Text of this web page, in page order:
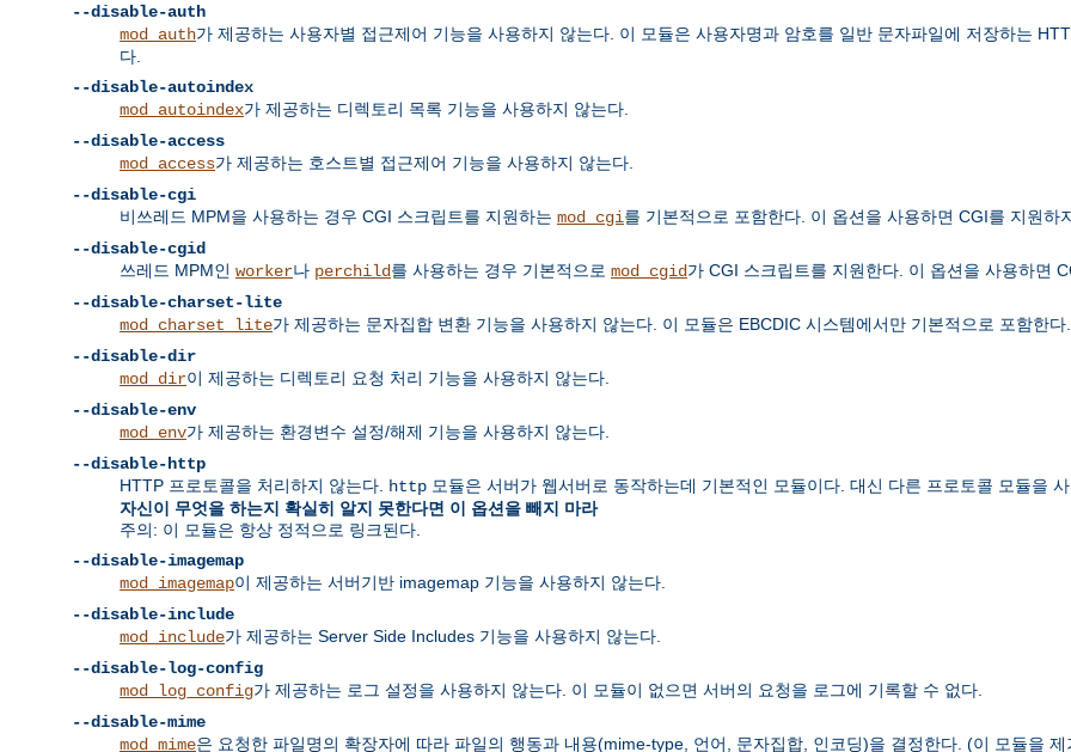
--disable-auth
mod_auth가 제공하는 사용자별 접근제어 기능을 사용하지 않는다. 이 모듈은 사용자명과 암호를 일반 문자파일에 저장하는
다.
--disable-autoindex
mod_autoindex가 제공하는 디렉토리 목록 기능을 사용하지 않는다.
--disable-access
mod_access가 제공하는 호스트별 접근제어 기능을 사용하지 않는다.
--disable-cgi
비쓰레드 MPM을 사용하는 경우 CGI 스크립트를 지원하는 mod_cgi를 기본적으로 포함한다. 이 옵션을 사용하면 CGI를 지원하
--disable-cgid
쓰레드 MPM인 worker나 perchild를 사용하는 경우 기본적으로 mod_cgid가 CGI 스크립트를 지원한다. 이 옵션을 사용하면
--disable-charset-lite
mod_charset_lite가 제공하는 문자집합 변환 기능을 사용하지 않는다. 이 모듈은 EBCDIC 시스템에서만 기본적으로 포함한다.
--disable-dir
mod_dir이 제공하는 디렉토리 요청 처리 기능을 사용하지 않는다.
--disable-env
mod_env가 제공하는 환경변수 설정/해제 기능을 사용하지 않는다.
--disable-http
HTTP 프로토콜을 처리하지 않는다.
http 모듈은 서버가 웹서버로 동작하는데 기본적인 모듈이다. 대신 다른 프로토콜 모듈을
자신이 무엇을 하는지 확실히 알지 못한다면 이 옵션을 빼지 마라
주의: 이 모듈은 항상 정적으로 링크된다.
--disable-imagemap
mod_imagemap이 제공하는 서버기반 imagemap 기능을 사용하지 않는다.
--disable-include
mod_include가 제공하는 Server Side Includes 기능을 사용하지 않는다.
--disable-log-config
mod_log_config가 제공하는 로그 설정을 사용하지 않는다. 이 모듈이 없으면 서버의 요청을 로그에 기록할 수 없다.
--disable-mime
mod_mime은 요청한 파일명의 확장자에 따라 파일의 행동과 내용(mime-type, 언어, 문자집합, 인코딩)을 결정한다. (이 모듈을